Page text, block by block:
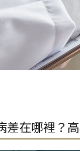
在哪裡？